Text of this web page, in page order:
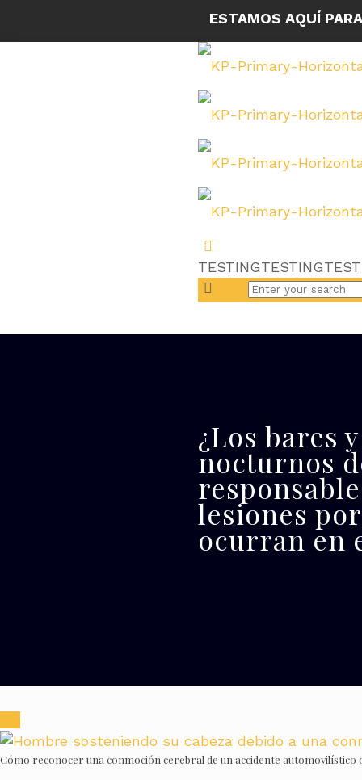
ESTAMOS AQUÍ
¿Los bares
nocturnos
lesiones
ocurran en
Cómo reconocer una conmoción cerebral de un accidente automovilístico